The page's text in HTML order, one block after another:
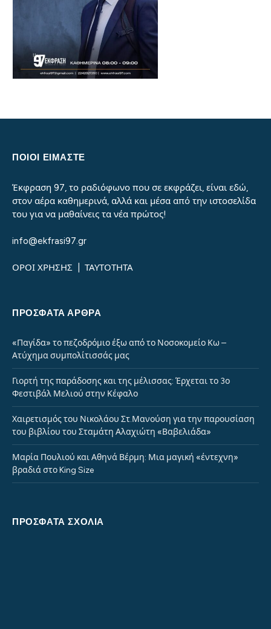
ΠΟΙΟΙ ΕΙΜΑΣΤΕ
Έκφραση 97, το ραδιόφωνο που σε εκφράζει, είναι εδώ,
στον αέρα καθημερινά, αλλά και μέσα από την ιστοσελίδα
του για να μαθαίνεις τα νέα πρώτος!
info@ekfrasi97.gr
ΟΡΟΙ ΧΡΗΣΗΣ ΤΑΥΤΟΤΗΤΑ
ΠΡΌΣΦΑΤΑ ΆΡΘΡΑ
«Παγίδα» το πεζοδρόμιο έξω από το Νοσοκομείο Κω –
Ατύχημα συμπολίτισσάς μας
Γιορτή της παράδοσης και της μέλισσας: Έρχεται το 3ο
Φεστιβάλ Μελιού στην Κέφαλο
Χαιρετισμός του Νικολάου Στ.Μανούση για την παρουσίαση
του βιβλίου του Σταμάτη Αλαχιώτη «Βαβελιάδα»
Μαρία Πουλιού και Αθηνά Βέρμη: Μια μαγική «έντεχνη»
βραδιά στο King Size
ΠΡΌΣΦΑΤΑ ΣΧΌΛΙΑ